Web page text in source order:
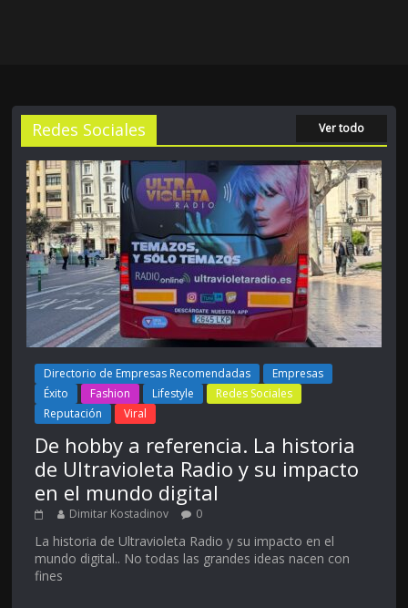
Redes Sociales Ver todo
Directorio de Empresas Recomendadas
Empresas
Éxito
Fashion Lifestyle
Redes Sociales
Reputación
Viral
De hobby a referencia. La historia
de Ultravioleta Radio y su impacto
en el mundo digital
Dimitar Kostadinov 0
La historia de Ultravioleta Radio y su impacto en el
mundo digital.. No todas las grandes ideas nacen con
fines